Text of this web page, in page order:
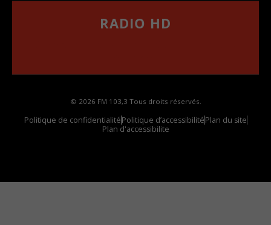
RADIO HD
© 2026 FM 103,3 Tous droits réservés.
Politique de confidentialitéPolitique d’accessibilitéPlan du site
Plan d'accessibilite